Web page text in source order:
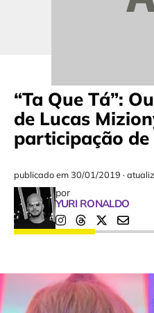
“Ta Que Tá”:
de Lucas
participação de
publicado em30/01/2019 ·
por
YURI RONALDO